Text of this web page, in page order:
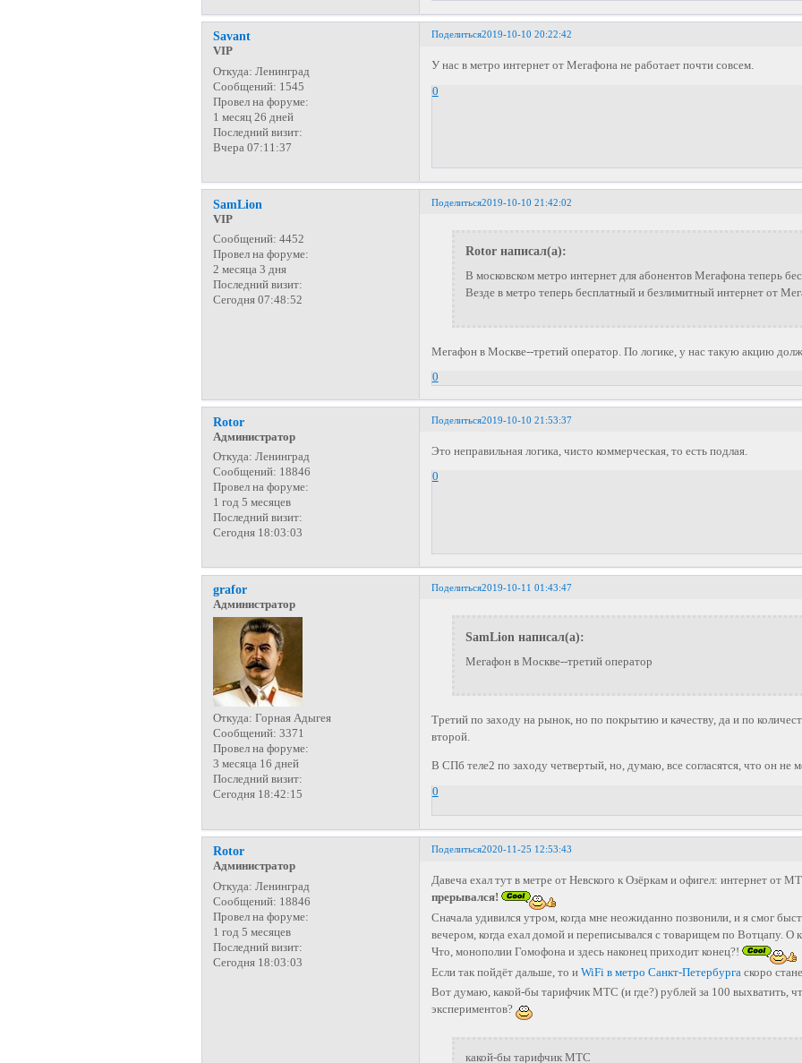
Поделиться2019-10-10 20:22:42
Savant
VIP
Откуда: Ленинград
Сообщений: 1545
Провел на форуме:
1 месяц 26 дней
Последний визит:
Вчера 07:11:37
У нас в метро интернет от Мегафона не работает почти совсем.
0
Поделиться2019-10-10 21:42:02
SamLion
VIP
Сообщений: 4452
Провел на форуме:
2 месяца 3 дня
Последний визит:
Сегодня 07:48:52
Rotor написал(а):
В московском метро интернет для абонентов Мегафона теперь
Везде в метро теперь бесплатный и безлимитный интернет от
Мегафон в Москве--третий оператор. По логике, у нас такую акцию
0
Поделиться2019-10-10 21:53:37
Rotor
Администратор
Откуда: Ленинград
Сообщений: 18846
Провел на форуме:
1 год 5 месяцев
Последний визит:
Сегодня 18:03:03
Это неправильная логика, чисто коммерческая, то есть подлая.
0
Поделиться2019-10-11 01:43:47
grafor
Администратор
Откуда: Горная Адыгея
Сообщений: 3371
Провел на форуме:
3 месяца 16 дней
Последний визит:
Сегодня 18:42:15
SamLion написал(а):
Мегафон в Москве--третий оператор
Третий по заходу на рынок, но по покрытию и качеству, да и по
второй.
В СПб теле2 по заходу четвертый, но, думаю, все согласятся, что он не
0
Поделиться2020-11-25 12:53:43
Rotor
Администратор
Откуда: Ленинград
Сообщений: 18846
Провел на форуме:
1 год 5 месяцев
Последний визит:
Сегодня 18:03:03
Давеча ехал тут в метре от Невского к Озёркам и офигел: интернет от
прерывался!
Сначала удивился утром, когда мне неожиданно позвонили, и я смог
вечером, когда ехал домой и переписывался с товарищем по Вотцапу. О
Что, монополии Гомофона и здесь наконец приходит конец?!
Если так пойдёт дальше, то и WiFi в метро Санкт-Петербургаскоро
Вот думаю, какой-бы тарифчик МТС (и где?) рублей за 100 выхватить,
экспериментов?
какой-бы тарифчик МТС